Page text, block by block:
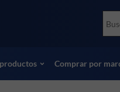
(NDT)
Comprar por